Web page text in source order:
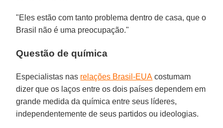
"Eles estão com tanto problema dentro de casa, que o
Brasil não é uma preocupação."
Questão de química
Especialistas nas relações Brasil-EUA costumam
dizer que os laços entre os dois países dependem em
grande medida da química entre seus líderes,
independentemente de seus partidos ou ideologias.